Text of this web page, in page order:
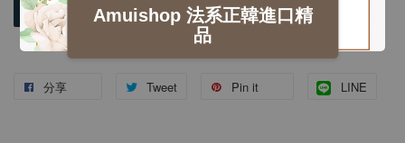
Amuishop 法系正韓進口精
品
加入購物車
分享 Tweet Pin it LINE